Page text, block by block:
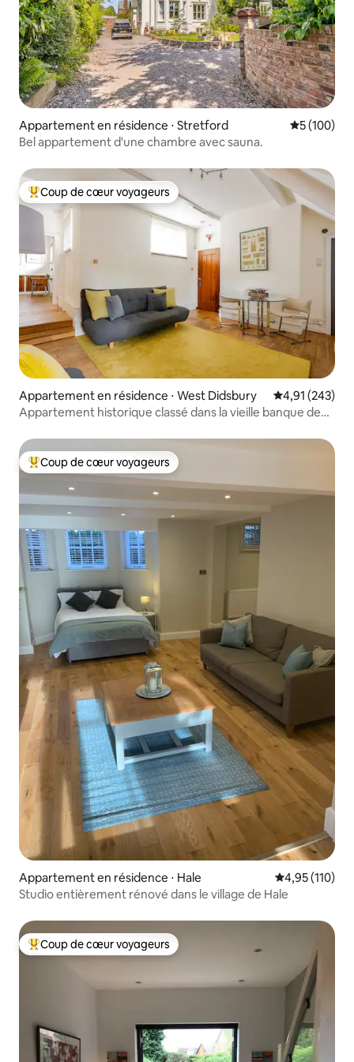
Appartement en résidence ⋅ Stretford Évaluation
5 (100)
Bel appartement d'une chambre avec sauna.
Coups de cœur voyageurs les plus appréciés
Coup de cœur voyageurs
Appartement en résidence ⋅ West Didsbury Évaluation
4,91 (243)
Appartement historique classé dans la vieille banque de
Coups de cœur voyageurs les plus appréciés
Coup de cœur voyageurs
Appartement en résidence ⋅ Hale Évaluation
4,95 (110)
Studio entièrement rénové dans le village de Hale
Coups de cœur voyageurs les plus appréciés
Coup de cœur voyageurs